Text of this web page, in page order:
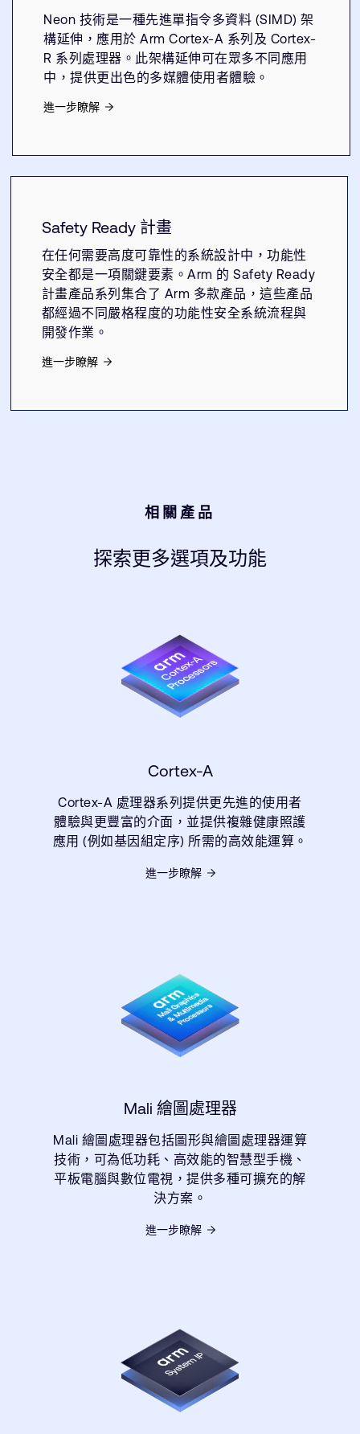
Neon 技術是一種先進單指令多資料 (SIMD) 架
構延伸，應用於 Arm Cortex-A 系列及 Cortex-
R 系列處理器。此架構延伸可在眾多不同應用
中，提供更出色的多媒體使用者體驗。
進一步瞭解
Safety Ready 計畫
在任何需要高度可靠性的系統設計中，功能性
安全都是一項關鍵要素。Arm 的 Safety Ready
計畫產品系列集合了 Arm 多款產品，這些產品
都經過不同嚴格程度的功能性安全系統流程與
開發作業。
進一步瞭解
相關產品
探索更多選項及功能
Cortex-A
Cortex-A 處理器系列提供更先進的使用者
體驗與更豐富的介面，並提供複雜健康照護
應用 (例如基因組定序) 所需的高效能運算。
進一步瞭解
Mali 繪圖處理器
Mali 繪圖處理器包括圖形與繪圖處理器運算
技術，可為低功耗、高效能的智慧型手機、
平板電腦與數位電視，提供多種可擴充的解
決方案。
進一步瞭解